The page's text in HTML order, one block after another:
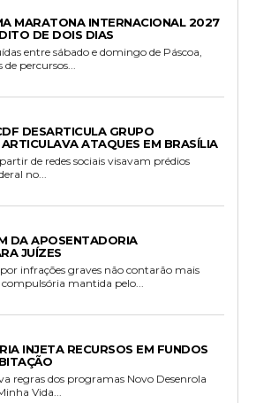
MARATONA INTERNACIONAL 2027
DE DOIS DIAS
entre sábado e domingo de Páscoa,
percursos...
DESARTICULA GRUPO
ATAQUES EM BRASÍLIA
de redes sociais visavam prédios
no...
DA APOSENTADORIA
JUÍZES
infrações graves não contarão mais
mantida pelo...
INJETA RECURSOS EM FUNDOS
regras dos programas Novo Desenrola
Vida...